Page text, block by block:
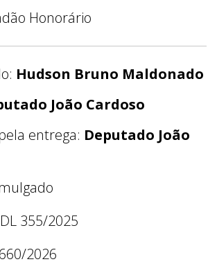
Honorário
Hudson Bruno Maldonado
João Cardoso
entrega: Deputado João
355/2025
2026